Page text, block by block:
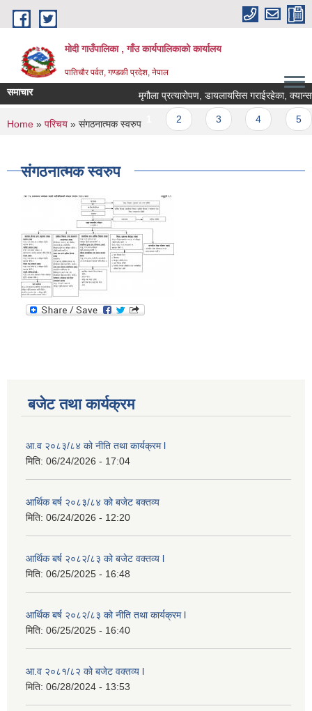
Skip to main content
मोदी गाउँपालिका , गाँउ कार्यपालिकाको कार्यालय
पातिचौर पर्वत, गण्डकी प्रदेश, नेपाल
समाचार मृगौला प्रत्यारोपण, डायलायसिस गराईरहेका, क्यान्सर
Pages
1
You are here
Home » परिचय » संगठनात्मक स्वरुप
संगठनात्मक स्वरुप
बजेट तथा कार्यक्रम
आ.व २०८३/८४ को नीति तथा कार्यक्रम l
मिति: 06/24/2026 - 17:04
आर्थिक बर्ष २०८३/८४ को बजेट बक्तव्य
मिति: 06/24/2026 - 12:20
आर्थिक बर्ष २०८२/८३ को बजेट वक्तव्य l
मिति: 06/25/2025 - 16:48
आर्थिक बर्ष २०८२/८३ को नीति तथा कार्यक्रम l
मिति: 06/25/2025 - 16:40
आ.व २०८१/८२ को बजेट वक्तव्य l
मिति: 06/28/2024 - 13:53